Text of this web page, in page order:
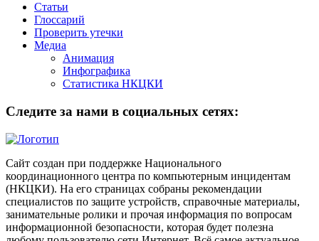
Статьи
Глоссарий
Проверить утечки
Медиа
Анимация
Инфографика
Статистика НКЦКИ
Следите за нами в социальных сетях:
Сайт создан при поддержке Национального
координационного центра по компьютерным инцидентам
(НКЦКИ). На его страницах собраны рекомендации
специалистов по защите устройств, справочные материалы,
занимательные ролики и прочая информация по вопросам
информационной безопасности, которая будет полезна